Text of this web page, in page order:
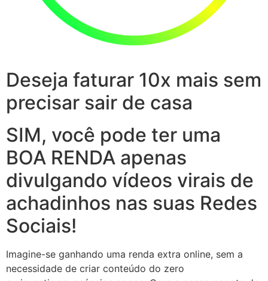
Deseja faturar 10x mais sem
precisar sair de casa
SIM, você pode ter uma
BOA RENDA apenas
divulgando vídeos virais de
achadinhos nas suas Redes
Sociais!
Imagine-se ganhando uma renda extra online, sem a
necessidade de criar conteúdo do zero